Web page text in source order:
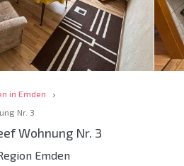
in Emden
Nr. 3
Wohnung Nr. 3
Emden